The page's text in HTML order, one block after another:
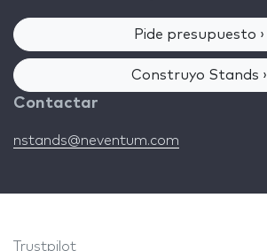
Pide presupuesto ›
Construyo Stands ›
Contactar
nstands@neventum.com
Trustpilot